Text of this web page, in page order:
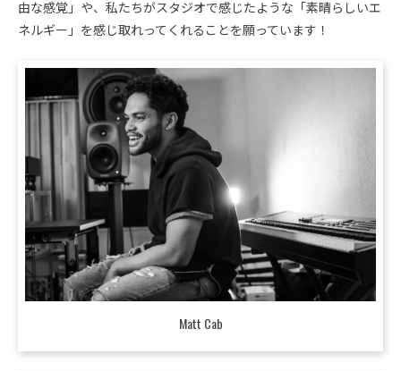
由な感覚」や、私たちがスタジオで感じたような「素晴らしいエ
ネルギー」を感じ取れってくれることを願っています！
Matt Cab